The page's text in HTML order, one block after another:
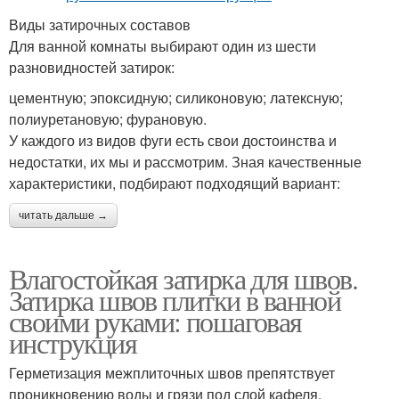
Виды затирочных составов
Для ванной комнаты выбирают один из шести
разновидностей затирок:
цементную; эпоксидную; силиконовую; латексную;
полиуретановую; фурановую.
У каждого из видов фуги есть свои достоинства и
недостатки, их мы и рассмотрим. Зная качественные
характеристики, подбирают подходящий вариант:
читать дальше →
Влагостойкая затирка для швов.
Затирка швов плитки в ванной
своими руками: пошаговая
инструкция
Герметизация межплиточных швов препятствует
проникновению воды и грязи под слой кафеля,